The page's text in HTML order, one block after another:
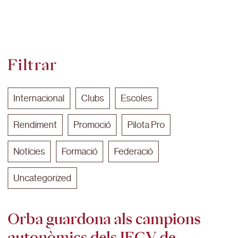
Filtrar
Internacional Clubs Escoles
Rendiment Promoció Pilota Pro
Notícies Formació Federació
Uncategorized
Orba guardona als campions